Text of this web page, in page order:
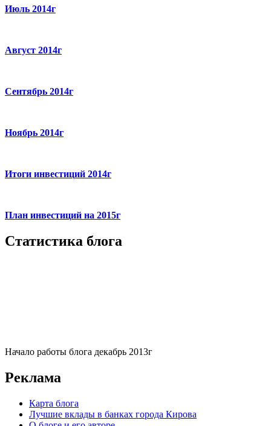
Июль 2014г
Август 2014г
Сентябрь 2014г
Ноябрь 2014г
Итоги инвестиций 2014г
План инвестиций на 2015г
Статистика блога
Начало работы блога декабрь 2013г
Реклама
Карта блога
Лучшие вклады в банках города Кирова